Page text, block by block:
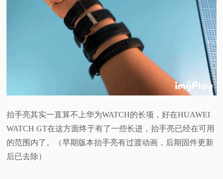
抬手亮其实一直算不上华为WATCH的长项，好在HUAWEI
WATCH GT在这方面终于有了一些长进，抬手亮已经在可用
的范围内了。（早期版本抬手亮有过渡动画，后期固件更新
后已去除）